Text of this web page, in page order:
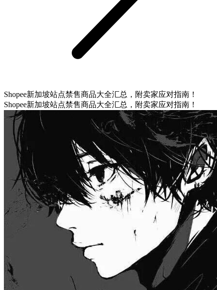
Shopee新加坡站点禁售商品大全汇总，附卖家应对指南！
Shopee新加坡站点禁售商品大全汇总，附卖家应对指南！